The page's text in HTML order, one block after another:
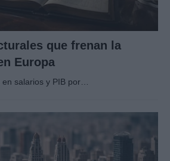
que frenan la
Europa
salarios y PIB por…